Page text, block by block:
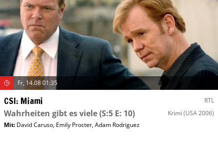
Fr, 14.08 01:35
CSI: Miami RTL
Wahrheiten gibt es viele(S:5 E: 10) Krimi (USA 2006)
Mit: David Caruso, Emily Procter,Adam Rodriguez